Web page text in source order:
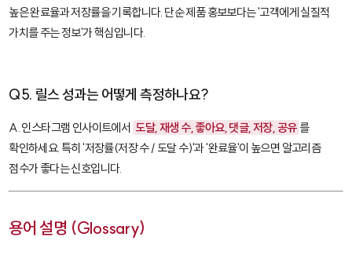
높은 완료율과 저장률을 기록합니다. 단순 제품 홍보보다는 '고객에게 실질적
가치를 주는 정보'가 핵심입니다.
Q5. 릴스 성과는 어떻게 측정하나요?
A. 인스타그램 인사이트에서 도달, 재생 수, 좋아요, 댓글, 저장, 공유 를
확인하세요. 특히 '저장률(저장 수 / 도달 수)'과 '완료율'이 높으면 알고리즘
점수가 좋다는 신호입니다.
용어 설명 (Glossary)